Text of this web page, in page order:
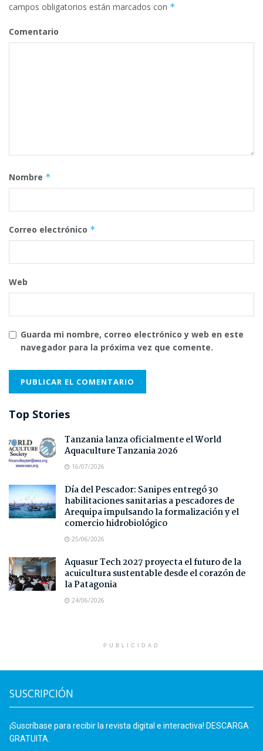
campos obligatorios están marcados con *
Comentario
Nombre *
Correo electrónico *
Web
Guarda mi nombre, correo electrónico y web en este
navegador para la próxima vez que comente.
Top Stories
Tanzania lanza oficialmente el World
Aquaculture Tanzania 2026
16/07/2026
Día del Pescador: Sanipes entregó 30
habilitaciones sanitarias a pescadores de
Arequipa impulsando la formalización y el
comercio hidrobiológico
25/06/2026
Aquasur Tech 2027 proyecta el futuro de la
acuicultura sustentable desde el corazón de
la Patagonia
24/06/2026
PUBLICIDAD
SUSCRIPCIÓN
¡Suscríbase para recibir la revista digital e interactiva! DESCARGA
GRATUITA.